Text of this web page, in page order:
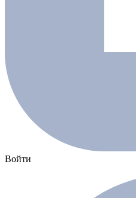
Войти